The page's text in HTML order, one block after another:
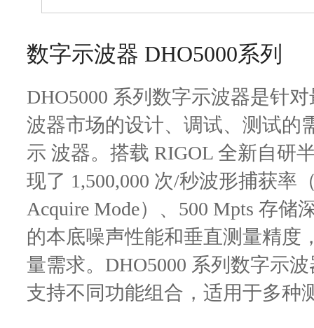
​数字示波器 DHO5000系列
DHO5000 系列数字示波器是针
波器市场的设计、调试、测试的
示 波器。搭载 RIGOL 全新自研
现了 1,500,000 次/秒波形捕获率
Acquire Mode）、500 Mpts 存储
的本底噪声性能和垂直测量精度
量需求。DHO5000 系列数字示
支持不同功能组合，适用于多种